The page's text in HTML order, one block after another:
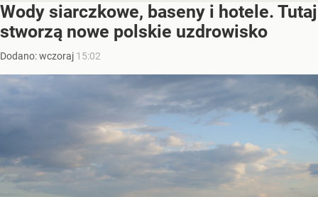
Wody siarczkowe, baseny i hotele. Tutaj
stworzą nowe polskie uzdrowisko
Dodano:wczoraj 15:02